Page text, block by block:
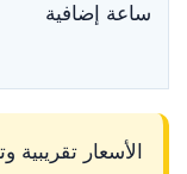
ساعة إضافية
الأسعار